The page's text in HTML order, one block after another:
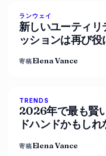
ランウェイ
新しいユーティ
ッションは再び
寄稿Elena Vance
TRENDS
2026年で最も賢
ドハンドかもしれ
寄稿Elena Vance